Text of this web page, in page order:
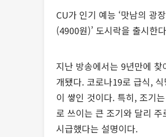
CU가 인기 예능 ‘맛남의 광
(4900원)’ 도시락을 출시한
지난 방송에서는 9년만에
개됐다. 코로나19로 급식,
이 쌓인 것이다. 특히, 조기
로 쓰이는 큰 조기와 달리
시급했다는 설명이다.